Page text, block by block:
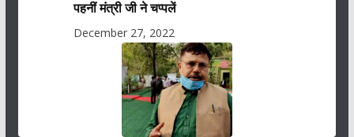
पहनीं मंत्री जी ने चप्पलें
December 27, 2022